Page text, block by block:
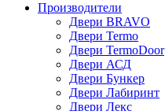
Производители
Двери BRAVO
Двери Termo
Двери TermoDoor
Двери АСД
Двери Бункер
Двери Лабиринт
Двери Лекс